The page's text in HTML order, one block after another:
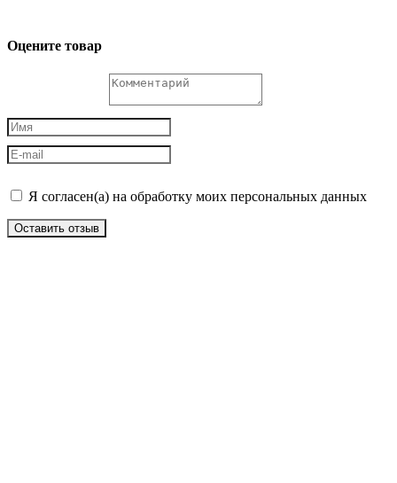
Оцените товар
Я согласен(а) на обработку моих персональных данных
Оставить отзыв